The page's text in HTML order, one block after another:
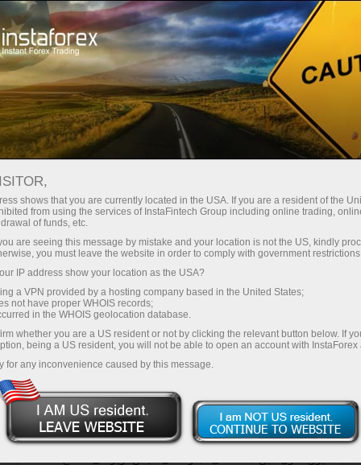
تاجروں کے لیے فارکس تجزیات
تجزیاتی جائزے
Trading plan
12.11.2024 04:02 PM
یورو / یو ایس ڈی: 12 نومبر کو امریکی
سیشن کے لیے تجارتی منصوبہ (صبح کی
تجارت کا جائزہ)۔ یورو ایک اور نچلی سطح
پر پہنچ گیا۔
اپنی صبح کی پیشن گوئی میں، میں نے 1.0631 کی سطح کو
نمایاں کیا اور اس کے ارد گرد مارکیٹ میں داخلے کے فیصلوں
کی بنیاد رکھنے کا منصوبہ بنایا۔ کیا ہوا اس کا تجزیہ کرنے کے
لیے آئیے 5 منٹ کے چارٹ کو دیکھیں۔ اس سطح پر ایک کمی
اور اس کے نتیجے میں غلط بریک آؤٹ کی تشکیل نے طویل
shows that you are currently located in the USA. If you are a resident of the
from using the services of InstaFintech Group including online trading,
of funds, etc.
are seeing this message by mistake and your location is not the US, kindly
you must leave the website in order to comply with government
IP address show your location as the USA?
a VPN provided by a hosting company based in the United States;
not have proper WHOIS records;
in the WHOIS geolocation database.
whether you are a US resident or not by clicking the relevant button below. If
being a US resident, you will not be able to open an account with InstaForex
for any inconvenience caused by this message.